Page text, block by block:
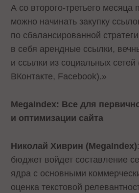
А со второго-третьего
можно начинать закупку
по сбалансированной
в себя арендные ссылки,
и ссылки из социальных сетей
ВКонтакте, Facebook).»
MegaIndex: Все для
и оптимизации сайта
Николай Хиврин (MegaIndex)
бюджет войдет составление
ядра с основными
оценка текстовой